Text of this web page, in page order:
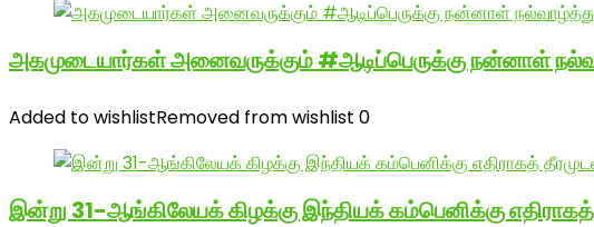
அகமுடையார்கள் அனைவருக்கும் #ஆடிப்பெருக்கு நன்னாள்
Added to wishlistRemoved from wishlist 0
இன்று 31-ஆங்கிலேயக் கிழக்கு இந்தியக் கம்பெனிக்கு